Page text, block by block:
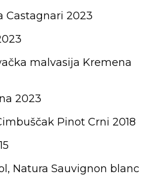
Castagnari 2023
malvasija Kremena
2023
Pinot Crni 2018
Natura Sauvignon blanc